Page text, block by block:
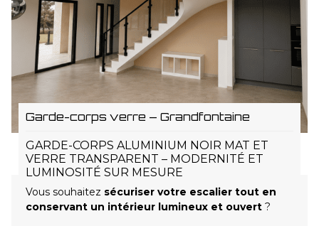
Garde-corps verre – Grandfontaine
GARDE-CORPS ALUMINIUM NOIR MAT ET
VERRE TRANSPARENT – MODERNITÉ ET
LUMINOSITÉ SUR MESURE
Vous souhaitez sécuriser votre escalier tout en
conservant un intérieur lumineux et ouvert ?